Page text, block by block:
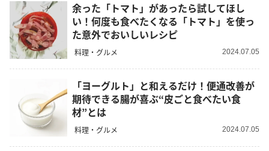
余った「トマト」があったら試してほし
い！何度も食べたくなる「トマト」を使っ
た意外でおいしいレシピ
料理・グルメ 2024.07.05
「ヨーグルト」と和えるだけ！便通改善が
期待できる腸が喜ぶ“皮ごと食べたい食
材”とは
料理・グルメ 2024.07.05